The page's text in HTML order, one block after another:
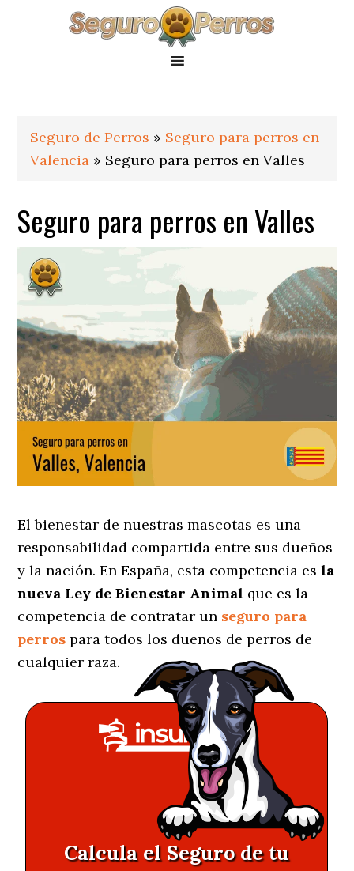
Seguro de Perros » Seguro para perros en
Valencia » Seguro para perros en Valles
Seguro para perros en Valles
El bienestar de nuestras mascotas es una
responsabilidad compartida entre sus dueños
y la nación. En España, esta competencia esla
nueva Ley de Bienestar Animal que es la
competencia de contratar un seguro para
perros para todos los dueños de perros de
cualquier raza.
Calcula el Seguro de tu